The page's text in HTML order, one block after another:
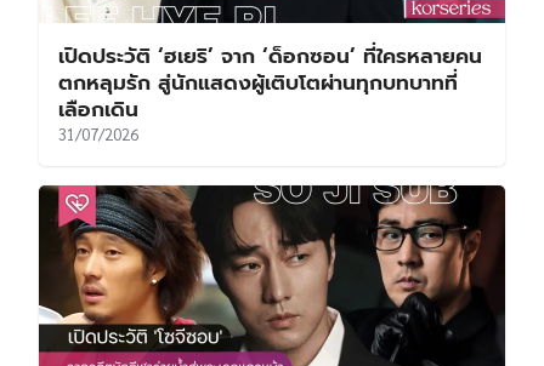
เปิดประวัติ ‘ฮเยริ’ จาก ‘ด็อกซอน’ ที่ใครหลายคน
ตกหลุมรัก สู่นักแสดงผู้เติบโตผ่านทุกบทบาทที่
เลือกเดิน
31/07/2026